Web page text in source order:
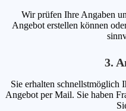
Wir prüfen Ihre Angaben
Angebot erstellen können
3.
Sie erhalten schnellstmöglich
Angebot per Mail. Sie haben